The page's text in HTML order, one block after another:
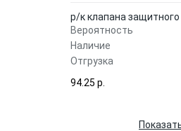
р/к клапана защитного
Вероятность
Наличие
Отгрузка
94.25 p.